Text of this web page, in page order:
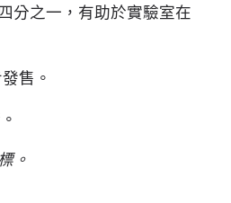
分之一，有助於實驗室在
售。
。